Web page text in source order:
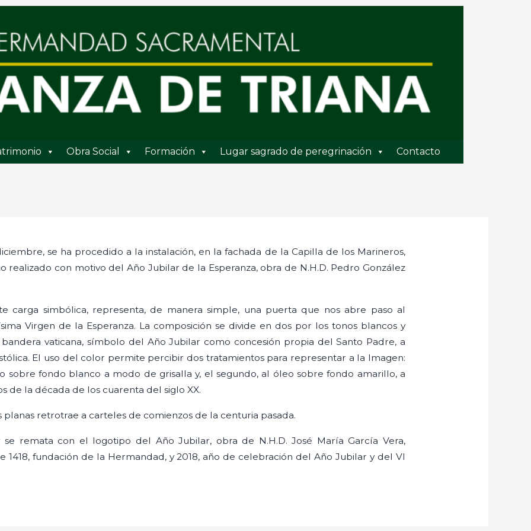
Obra Social Formación Lugar sagrado de peregrinación Contacto
se ha procedido a la instalación, en la fachada de la Capilla de los Marineros,
con motivo del Año Jubilar de la Esperanza, obra de N.H.D. Pedro González
carga simbólica, representa, de manera simple, una puerta que nos abre paso al
Virgen de la Esperanza. La composición se divide en dos por los tonos blancos y
vaticana, símbolo del Año Jubilar como concesión propia del Santo Padre, a
El uso del color permite percibir dos tratamientos para representar a la Imagen:
sobre fondo blanco a modo de grisalla y, el segundo, al óleo sobre fondo amarillo, a
de la década de los cuarenta del siglo XX.
planas retrotrae a carteles de comienzos de la centuria pasada.
remata con el logotipo del Año Jubilar, obra de N.H.D. José María García Vera,
1418, fundación de la Hermandad, y 2018, año de celebración del Año Jubilar y del VI